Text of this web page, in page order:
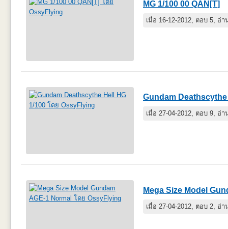
MG 1/100 00 QAN[T]
เมื่อ 16-12-2012, ตอบ 5, อ่า
Gundam Deathscythe
เมื่อ 27-04-2012, ตอบ 9, อ่า
Mega Size Model
เมื่อ 27-04-2012, ตอบ 2, อ่า